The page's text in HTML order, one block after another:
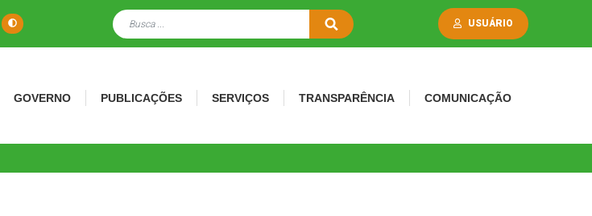
USUÁRIO
GOVERNO PUBLICAÇÕES SERVIÇOS TRANSPARÊNCIA COMUNICAÇÃO